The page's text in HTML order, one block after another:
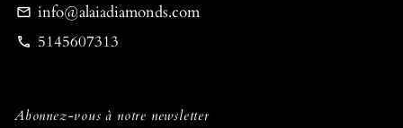
email info@alaiadiamonds.com
phone 5145607313
Abonnez-vous à notre newsletter